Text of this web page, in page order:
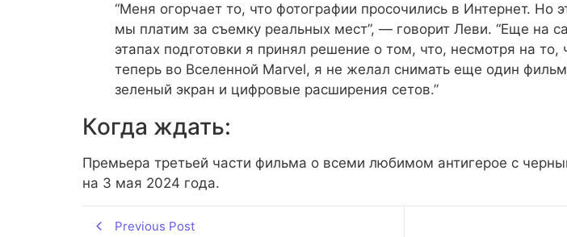
“Меня огорчает то, что фотографии просочились в Интернет. Но
мы платим за съемку реальных мест”, — говорит Леви. “Еще на
этапах подготовки я принял решение о том, что, несмотря на то,
теперь во Вселенной Marvel, я не желал снимать еще один фильм
зеленый экран и цифровые расширения сетов.”
Когда ждать:
Премьера третьей части фильма о всеми любимом антигерое с
на 3 мая 2024 года.
Previous Post